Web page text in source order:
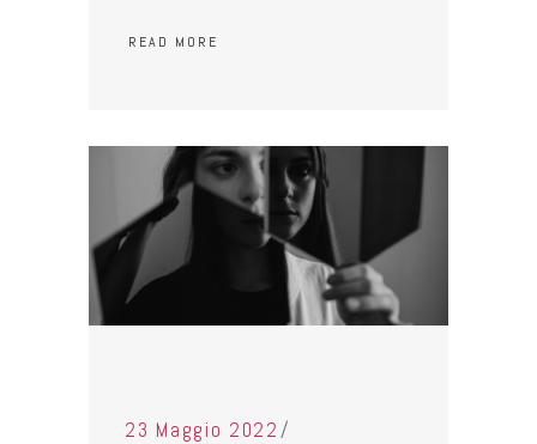
READ MORE
23 Maggio 2022